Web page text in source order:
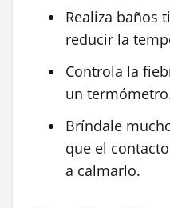
Realiza baños
reducir la
Controla la
un
Bríndale
que el
a calmarlo.